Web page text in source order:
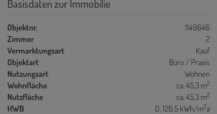
Basisdaten zur Immobilie
Objektnr.
1149646
Zimmer
2
Vermarktungsart
Kauf
Objektart
Büro / Praxis
Nutzungsart
Wohnen
Wohnfläche
ca. 45,3 m2
Nutzfläche ca. 45,3 m2
HWB D, 126.5 kWh/m2a